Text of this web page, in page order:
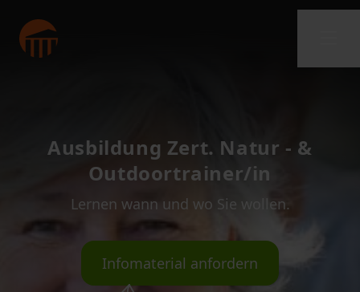
Ausbildung Zert. Natur - &
Outdoortrainer/in
Lernen wann und wo Sie wollen.
Infomaterial anfordern